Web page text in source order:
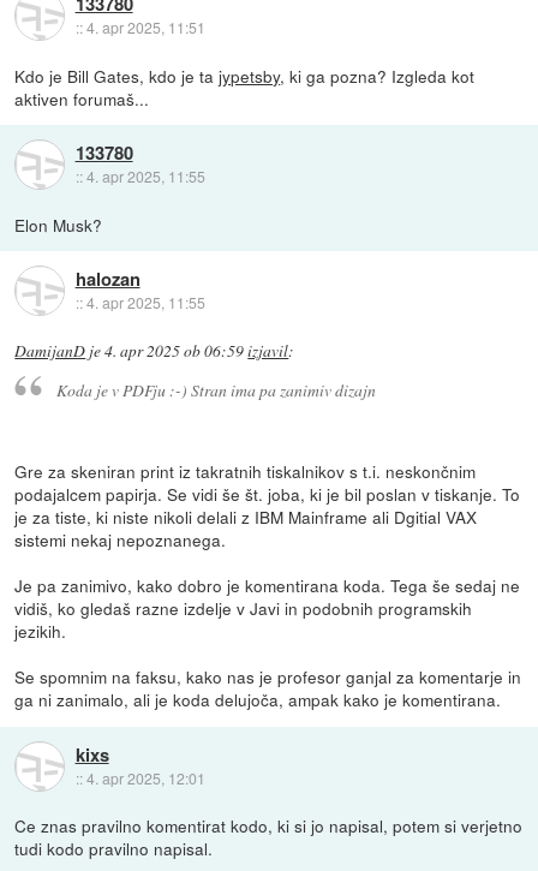
::4. apr 2025, 11:51
Kdo je Bill Gates, kdo je tajypetsby, ki ga pozna? Izgleda kot
aktiven forumaš...
133780
::4. apr 2025, 11:55
Elon Musk?
halozan
::4. apr 2025, 11:55
DamijanD je4. apr 2025 ob 06:59izjavil:
Koda je v PDFju :-) Stran ima pa zanimiv dizajn
Gre za skeniran print iz takratnih tiskalnikov s t.i. neskončnim
podajalcem papirja. Se vidi še št. joba, ki je bil poslan v tiskanje. To
je za tiste, ki niste nikoli delali z IBM Mainframe ali Dgitial VAX
sistemi nekaj nepoznanega.
Je pa zanimivo, kako dobro je komentirana koda. Tega še sedaj ne
vidiš, ko gledaš razne izdelje v Javi in podobnih programskih
jezikih.
Se spomnim na faksu, kako nas je profesor ganjal za komentarje in
ga ni zanimalo, ali je koda delujoča, ampak kako je komentirana.
kixs
::4. apr 2025, 12:01
Ce znas pravilno komentirat kodo, ki si jo napisal, potem si verjetno
tudi kodo pravilno napisal.